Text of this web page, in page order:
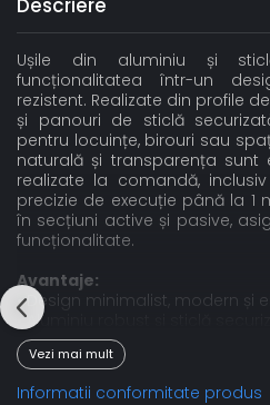
Descriere
Ușile din aluminiu și
funcționalitatea într-un
rezistent. Realizate din profile
și panouri de sticlă
pentru locuințe, birouri sau
naturală și transparența sunt
realizate la comandă,
precizie de execuție până la 1
în secțiuni active și pasive,
funcționalitate.
Avantaje:
• Design minimalist, modern și
• Aluminiu robust și sticlă
• Personalizare completă,
• Adaptabile pentru locuințe,
• Montaj curat și rapid
Vezi mai mult
Informatii conformitate produs